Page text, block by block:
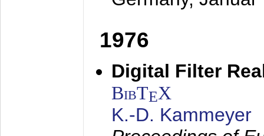
1976
Digital Filter
BibTEX
K.-D. Kammeyer